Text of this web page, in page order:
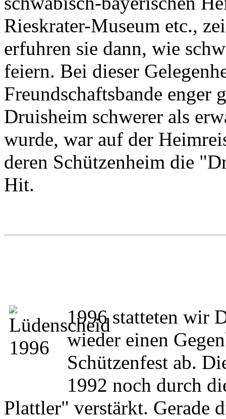
Rieskrater-Museum etc.,
erfuhren sie dann, wie
feiern. Bei dieser
Freundschaftsbande enger
Druisheim schwerer als
wurde, war auf der
deren Schützenheim die
Hit.
1996 statteten wir
wieder einen
Schützenfest ab.
1992 noch durch
Plattler" verstärkt. Gerade